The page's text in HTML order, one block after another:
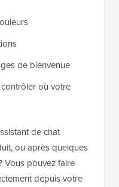
de bienvenue
où votre
de chat
ou après quelques
Vous pouvez faire
depuis votre